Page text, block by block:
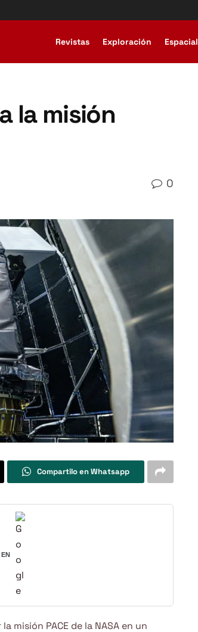
Revistas Exploración Espacial
la misión
0
Compartilo en Whatsapp
misión PACE de la NASA en un